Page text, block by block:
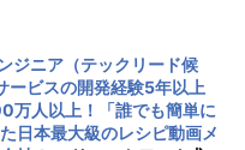
を通じて、医療を一歩
な社会課題と向き合
医療現場の業務変革か
人々に最高の医療体験
EC基盤刷新などの構想
ェントを活用したBP
援まで、コマース領域
高付加価値な案件の獲
的に選択できるため、
思決定をリードしてい
どう触り、どう感じる
関われる環境です。
のバランス感覚が求め
ジニア（テックリード候
ービスの開発経験5年以上
万人以上！「誰でも簡単に
日本最大級のレシピ動画メ